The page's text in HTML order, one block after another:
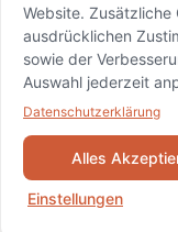
© 2024
Dielsdorf
Website. Zusätzliche
ausdrücklichen
sowie der
Auswahl jederzeit
Datenschutzerklärung
Alles
Einstellungen